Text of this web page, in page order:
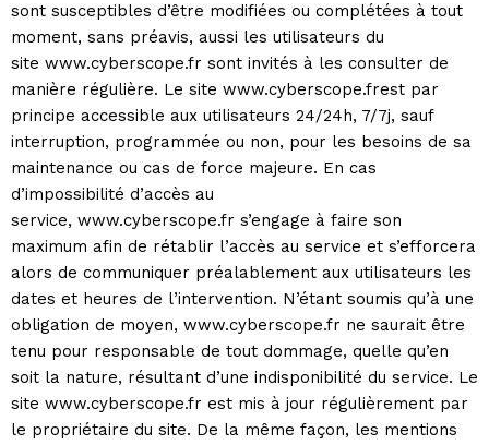
sont susceptibles d’être modifiées ou complétées à tout
moment, sans préavis, aussi les utilisateurs du
site www.cyberscope.fr sont invités à les consulter de
manière régulière. Le site www.cyberscope.frest par
principe accessible aux utilisateurs 24/24h, 7/7j, sauf
interruption, programmée ou non, pour les besoins de sa
maintenance ou cas de force majeure. En cas
d’impossibilité d’accès au
service, www.cyberscope.fr s’engage à faire son
maximum afin de rétablir l’accès au service et s’efforcera
alors de communiquer préalablement aux utilisateurs les
dates et heures de l’intervention. N’étant soumis qu’à une
obligation de moyen, www.cyberscope.fr ne saurait être
tenu pour responsable de tout dommage, quelle qu’en
soit la nature, résultant d’une indisponibilité du service. Le
site www.cyberscope.fr est mis à jour régulièrement par
le propriétaire du site. De la même façon, les mentions